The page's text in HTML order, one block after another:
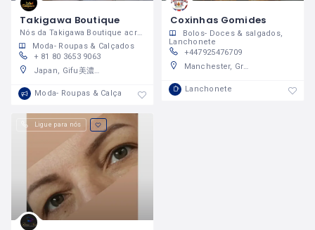
Takigawa Boutique
Nós da Takigawa Boutique acreditamos que vestir-se bem não é um luxo mas sim uma necessidade!
Moda- Roupas & Calçados
+ 81 80 3653 9063
Japan, Gifu美濃加茂市
Moda- Roupas & Calçados
Coxinhas Gomides
Bolos- Doces & salgados
Lanchonete
+447925476709
Manchester, Greater Manchester, England, United Kingdom
Lanchonete
Ligue para nós